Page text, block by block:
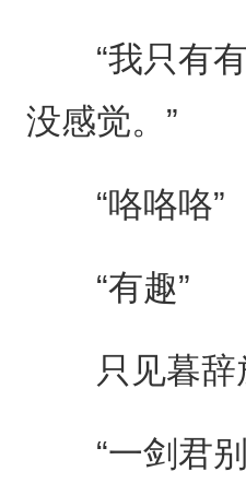
“我只有有
没感觉。”
“咯咯咯”
“有趣”
只见暮辞
“一剑君别